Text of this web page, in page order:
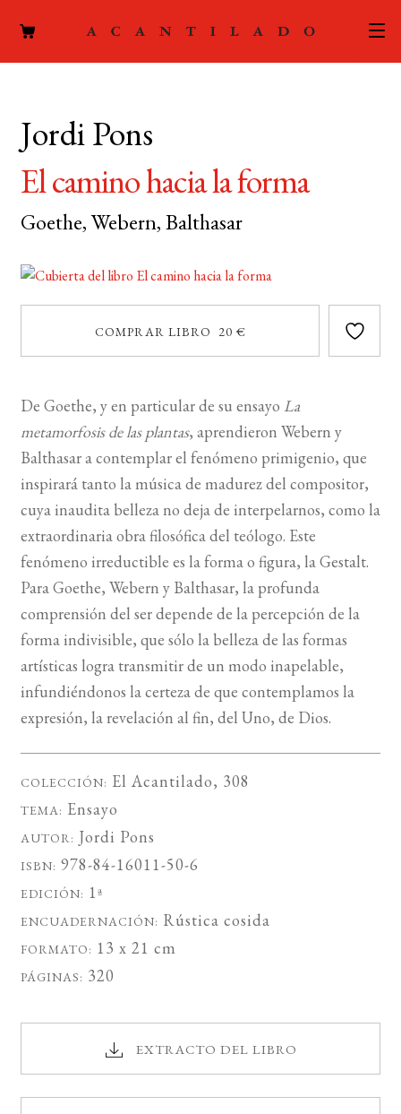
ACTUALIDAD
PODCAST
menú
FOREIGN RIGHTS
CONTACTO
MI CUENTA
BUSCAR
LISTA DE LIBROS
Jordi Pons
El camino hacia la forma
Goethe, Webern, Balthasar
COMPRAR LIBRO 20 €
De Goethe, y en particular de su ensayo La
metamorfosis de las plantas, aprendieron Webern y
Balthasar a contemplar el fenómeno primigenio, que
inspirará tanto la música de madurez del compositor,
cuya inaudita belleza no deja de interpelarnos, como la
extraordinaria obra filosófica del teólogo. Este
fenómeno irreductible es la forma o figura, la Gestalt.
Para Goethe, Webern y Balthasar, la profunda
comprensión del ser depende de la percepción de la
forma indivisible, que sólo la belleza de las formas
artísticas logra transmitir de un modo inapelable,
infundiéndonos la certeza de que contemplamos la
expresión, la revelación al fin, del Uno, de Dios.
COLECCIÓN: El Acantilado, 308
TEMA: Ensayo
AUTOR: Jordi Pons
ISBN: 978-84-16011-50-6
EDICIÓN: 1ª
ENCUADERNACIÓN: Rústica cosida
FORMATO: 13 x 21 cm
PÁGINAS: 320
EXTRACTO DEL LIBRO